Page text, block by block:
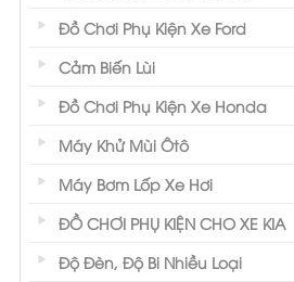
Đồ Chơi Phụ Kiện Xe Ford
Cảm Biến Lùi
Đồ Chơi Phụ Kiện Xe Honda
Máy Khử Mùi Ôtô
Máy Bơm Lốp Xe Hơi
ĐỒ CHƠI PHỤ KIỆN CHO XE KIA
Độ Đèn, Độ Bi Nhiều Loại